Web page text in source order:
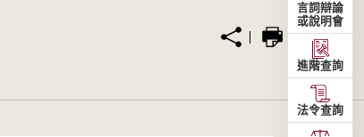
言詞辯論
或說明會
進階查詢
法令查詢